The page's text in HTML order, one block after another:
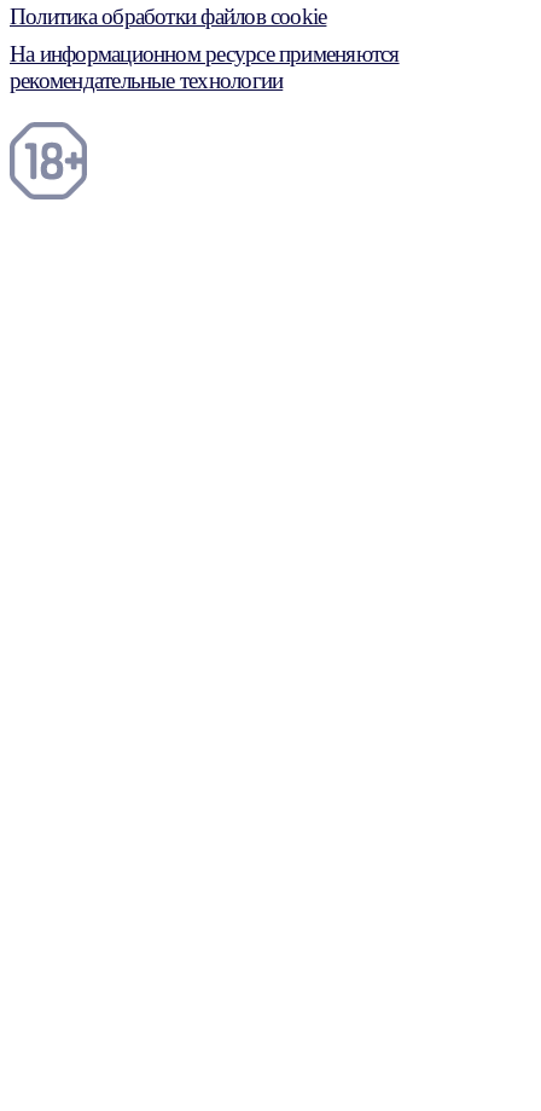
Политика обработки файлов cookie
На информационном ресурсе применяются
рекомендательные технологии